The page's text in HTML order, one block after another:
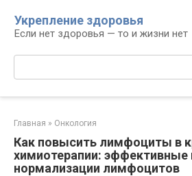
контенту
Укрепление здоровья
Если нет здоровья — то и жизни нет
Поиск:
Главная » Онкология
Как повысить лимфоциты в
химиотерапии:
нормализации лимфоцитов